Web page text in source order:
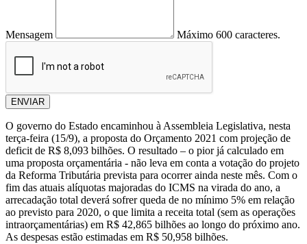
Mensagem Máximo 600 caracteres.
ENVIAR
O governo do Estado encaminhou à Assembleia Legislativa, nesta
terça-feira (15/9), a proposta do Orçamento 2021 com projeção de
deficit de R$ 8,093 bilhões. O resultado – o pior já calculado em
uma proposta orçamentária - não leva em conta a votação do projeto
da Reforma Tributária prevista para ocorrer ainda neste mês. Com o
fim das atuais alíquotas majoradas do ICMS na virada do ano, a
arrecadação total deverá sofrer queda de no mínimo 5% em relação
ao previsto para 2020, o que limita a receita total (sem as operações
intraorçamentárias) em R$ 42,865 bilhões ao longo do próximo ano.
As despesas estão estimadas em R$ 50,958 bilhões.